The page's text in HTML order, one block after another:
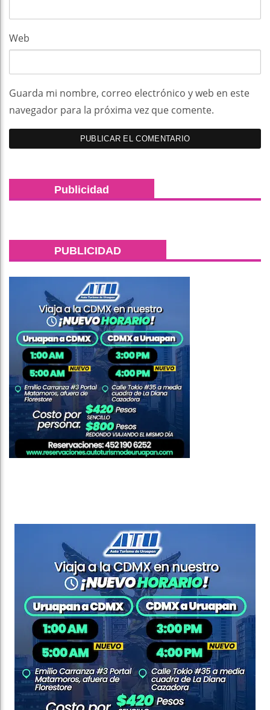
Web
Guarda mi nombre, correo electrónico y web en este
navegador para la próxima vez que comente.
Publicidad
PUBLICIDAD